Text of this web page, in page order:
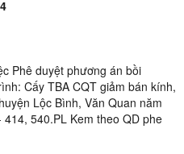
Phê duyệt phương án bồi
Cấy TBA CQT giảm bán kính,
Lộc Bình, Văn Quan năm
414, 540.PL Kem theo QD phe